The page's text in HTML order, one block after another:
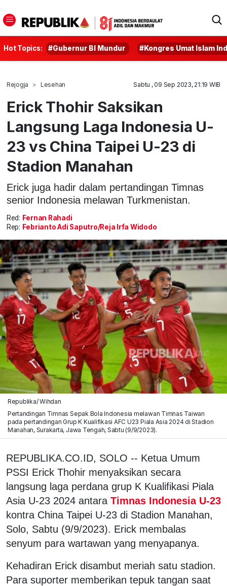
Hot Topics: #Gubernur BI Mundur #Kongres Umat Islam
Rejogja Lesehan Sabtu , 09 Sep 2023, 21:19 WIB
Erick Thohir Saksikan
Langsung Laga Indonesia U-
23 vs China Taipei U-23 di
Stadion Manahan
Erick juga hadir dalam pertandingan Timnas
senior Indonesia melawan Turkmenistan.
Red: Fernan Rahadi
Rep: Febrianto Adi Saputro/Reja Irfa Widodo
Republika/ Wihdan
Pertandingan Timnas Sepak Bola Indonesia melawan Timnas Taiwan
pada pertandingan Grup K Kualifikasi AFC U23 Piala Asia 2024 di Stadion
Manahan, Surakarta, Jawa Tengah, Sabtu (9/9/2023).
REPUBLIKA.CO.ID, SOLO -- Ketua Umum
PSSI Erick Thohir menyaksikan secara
langsung laga perdana grup K Kualifikasi Piala
Asia U-23 2024 antara Timnas Indonesia U-23
kontra China Taipei U-23 di Stadion Manahan,
Solo, Sabtu (9/9/2023). Erick membalas
senyum para wartawan yang menyapanya.
Kehadiran Erick disambut meriah satu stadion.
Para suporter memberikan tepuk tangan saat